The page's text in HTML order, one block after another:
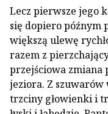
Lecz pierwsze jego
się dopiero późnym
większą ulewę
razem z
przejściowa zmiana
jeziora. Z szuwarów
trzciny głowienki i